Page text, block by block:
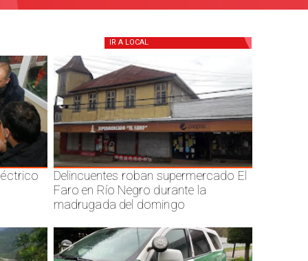
IR A LOCAL
Delincuentes roban supermercado El
Faro en Río Negro durante la
madrugada del domingo